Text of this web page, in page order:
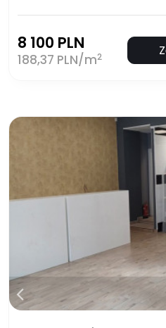
8 100 PLN
188,37 PLN/m2